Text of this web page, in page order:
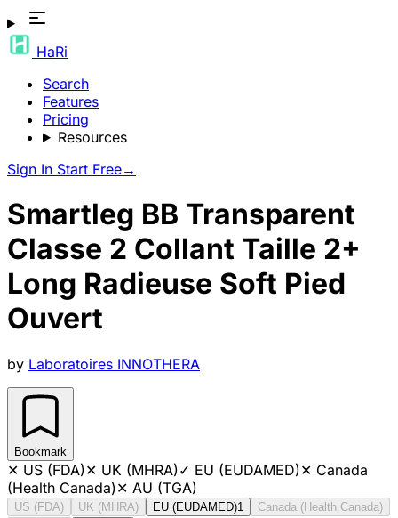
HaRi
Search
Features
Pricing
Resources
Sign In Start Free→
Smartleg BB Transparent
Classe 2 Collant Taille 2+
Long Radieuse Soft Pied
Ouvert
by Laboratoires INNOTHERA
Bookmark
✕ US (FDA)✕ UK (MHRA)✓ EU (EUDAMED)✕ Canada
(Health Canada)✕ AU (TGA)
US (FDA) UK (MHRA) EU (EUDAMED)1
Canada (Health Canada)